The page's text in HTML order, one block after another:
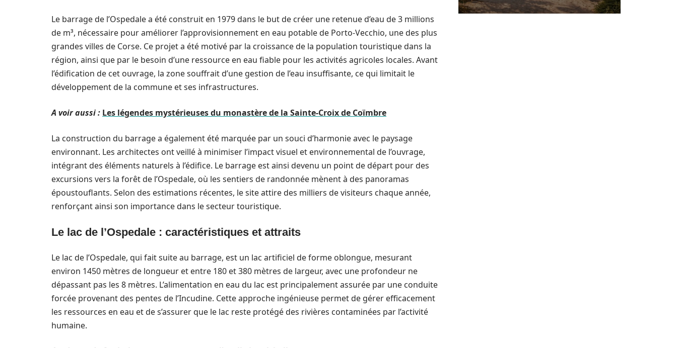
Le barrage de l’Ospedale a été construit en 1979 dans le but de créer une retenue d’eau de 3 millions
de m³, nécessaire pour améliorer l’approvisionnement en eau potable de Porto-Vecchio, une des plus
grandes villes de Corse. Ce projet a été motivé par la croissance de la population touristique dans la
région, ainsi que par le besoin d’une ressource en eau fiable pour les activités agricoles locales. Avant
l’édification de cet ouvrage, la zone souffrait d’une gestion de l’eau insuffisante, ce qui limitait le
développement de la commune et ses infrastructures.
A voir aussi : Les légendes mystérieuses du monastère de la Sainte-Croix de Coïmbre
La construction du barrage a également été marquée par un souci d’harmonie avec le paysage
environnant. Les architectes ont veillé à minimiser l’impact visuel et environnemental de l’ouvrage,
intégrant des éléments naturels à l’édifice. Le barrage est ainsi devenu un point de départ pour des
excursions vers la forêt de l’Ospedale, où les sentiers de randonnée mènent à des panoramas
époustouflants. Selon des estimations récentes, le site attire des milliers de visiteurs chaque année,
renforçant ainsi son importance dans le secteur touristique.
Le lac de l’Ospedale : caractéristiques et attraits
Le lac de l’Ospedale, qui fait suite au barrage, est un lac artificiel de forme oblongue, mesurant
environ 1450 mètres de longueur et entre 180 et 380 mètres de largeur, avec une profondeur ne
dépassant pas les 8 mètres. L’alimentation en eau du lac est principalement assurée par une conduite
forcée provenant des pentes de l’Incudine. Cette approche ingénieuse permet de gérer efficacement
les ressources en eau et de s’assurer que le lac reste protégé des rivières contaminées par l’activité
humaine.